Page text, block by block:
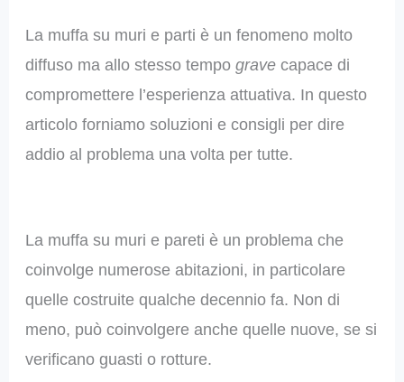
La muffa su muri e parti è un fenomeno molto
diffuso ma allo stesso tempo gravecapace di
compromettere l’esperienza attuativa. In questo
articolo forniamo soluzioni e consigli per dire
addio al problema una volta per tutte.
La muffa su muri e pareti è un problema che
coinvolge numerose abitazioni, in particolare
quelle costruite qualche decennio fa. Non di
meno, può coinvolgere anche quelle nuove, se si
verificano guasti o rotture.